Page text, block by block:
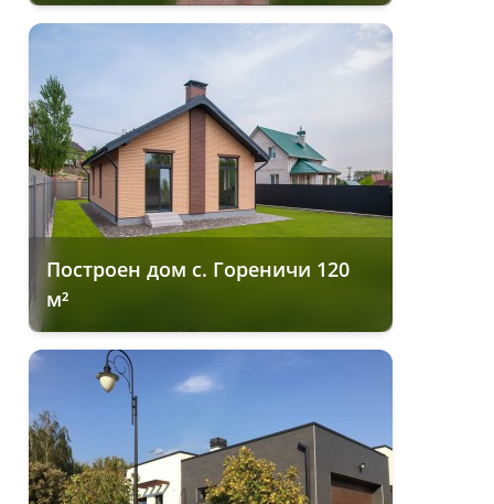
Построен дом с. Гореничи 120
м²